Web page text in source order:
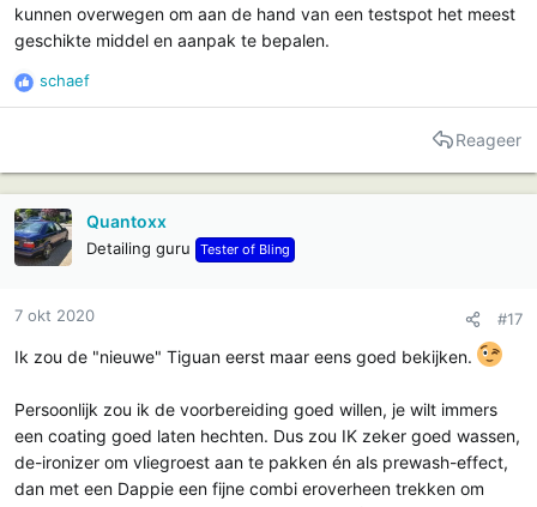
kunnen overwegen om aan de hand van een testspot het meest
geschikte middel en aanpak te bepalen.
R
e
i
e
s
schaef
Reageer
Quantoxx
Detailing guru Tester of Bling
7 okt 2020 #17
Ik zou de "nieuwe" Tiguan eerst maar eens goed bekijken.
Persoonlijk zou ik de voorbereiding goed willen, je wilt immers
een coating goed laten hechten. Dus zou IK zeker goed wassen,
de-ironizer om vliegroest aan te pakken én als prewash-effect,
dan met een Dappie een fijne combi eroverheen trekken om